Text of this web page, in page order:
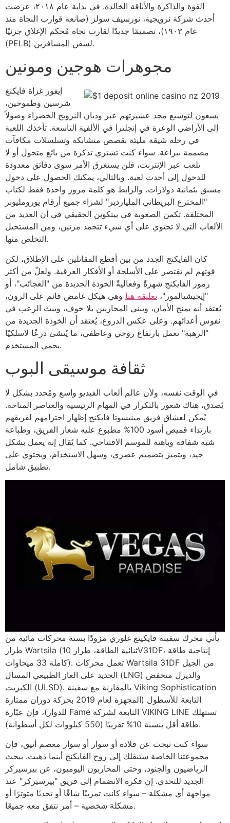
القوة والذاكرة والأناقة الخالدة. في بداية عام ٢٠١٨، عرضت
أحدث شركة نرويجية، نورسيف سولز (صانعة قوارب النجاة منذ
عام ١٩٠٣)، تصميمًا جديدًا لقارب نجاة مُحكم الإغلاق جزئيًا
(PELB) لسفن المسافرين.
مجوهرات هوجين ومونين
إيفور غزاة فايكنغ
شرسين وطموحين،
يسعون لتوسيع مجد عشيرتهم عبر وديان النرويج الخضراء وصولاً
إلى الأراضي الوعرة في إنجلترا في الألفية التاسعة. تأخذك اللعبة
في رحلة شيقة مليئة بقصص متشابكة وتسلسلات مكافآت
مصممة ببراعة. سواء كنت تشتري تذكرة من بائع متجول أو لا
تلعب عبر الإنترنت، فلن يستغرق الأمر سوى دقائق معدودة
للدخول إلى أحدث لعبة. وبالتالي، يمكنك الحصول على دخول
مسبق بثمانية دولارات، والرابط هو كلمة مرور واحدة فقط لكتاب
"المخترع البريطاني الملياردير" لشراء جميع أرقام يورومليونز
المختلفة. تكمن الصعوبة في بيتكوين الحقيقي في أن العديد من
الألعاب التي لا تحتوي على أي شيء تتجمد مرتين، ومن المستحيل
التخلص منها.
كان الفايكنج الجدد من بين أفظع المقاتلين على الإطلاق، لكن
قوتهم لم تقتصر على الأسلحة أو الأفكار العرقية. ولعلّ من أكثر
رموز الفايكنج شهرةً وفعاليةً الخوذة الجديدة من "العجائب"، أو
"إيجيشيالمور"، تعليقه هنا وهي هيكل غامض قائم على الرون،
يُعتقد أنه يمنح الأمان، ويبني المحاربين بلا خوف، ويبث الرعب في
نفوس أعدائهم. وعلى عكس الدروع، يُعتقد أن الخوذة الجديدة من
"الرهبة" تعمل بارتفاع روحي وعاطفي، ما يُنشئ درعًا لاسلكيًا
يحمي المستخدم.
ثقافة موسيقى البوب
في الوقت نفسه، ولأن عالم ألعاب الفيديو واسع ومُحدد بشكل لا
يُصدق، هناك شعور بالتكرار في المهام الرئيسية والعناصر المتاحة.
يُمكن لعشاق فريق مينيسوتا فايكنج إظهار احترامهم لفريقهم
بارتداء قميص أسود 100% مطبوع عليه شعار الفريق، وطباعة
شبه شفافة وباهتة للموسم الافتتاحي. كما يُقال إنه يعمل بشكل
جيد، ويتميز بتصميم عصري، وسهل الاستخدام، ويحتوي على
تطبيق شامل.
يأتي محرك سفينة فايكينغ غلوري مزودًا بستة محركات مائية من
طراز Wartsila (ثنائية الطاقة، طراز 10V31DF، إنتاجية طاقة
كاملة 33 ميجاوات). تعمل محركات Wartsila 31DF من الجيل
الجديد على الغاز الطبيعي المسال (LNG) والديزل منخفض
الكبريت (ULSD). بالمقارنة مع سفينة Viking Sophistication
التابعة للأسطول (المجهزة لعام 2019 بحركة دوران ممتازة
للدوار)، فإن عبّارة Fame التابعة لشركة VIKING LINE تستهلك
طاقة أقل بنسبة 10% تقريبًا (550 كيلووات لكل أسطوانة).
سواء كنت تبحث عن قلادة أو سوار أو سوار معصم أنيق، فإن
مجموعتنا الخاصة ستنقلك إلى روح الفايكنج أينما ذهبت. يبحث
الرياضيون والجنود، وحتى المحاربون اليوميون، عن بيرسيركر
الجديد للتحدي. إن فكرة الانضمام إلى فريق "بيرسيركر" عند
مواجهة أي مشكلة – سواء كانت تمرينًا شاقًا أو تحديًا متوترًا أو
مشكلة شخصية – أمر نتفق معه جميعًا.